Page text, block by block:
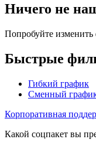
Ничего не
Попробуйте
Быстрые
Гибкий график
Сменный
Корпоративная
Какой соцпакет вы